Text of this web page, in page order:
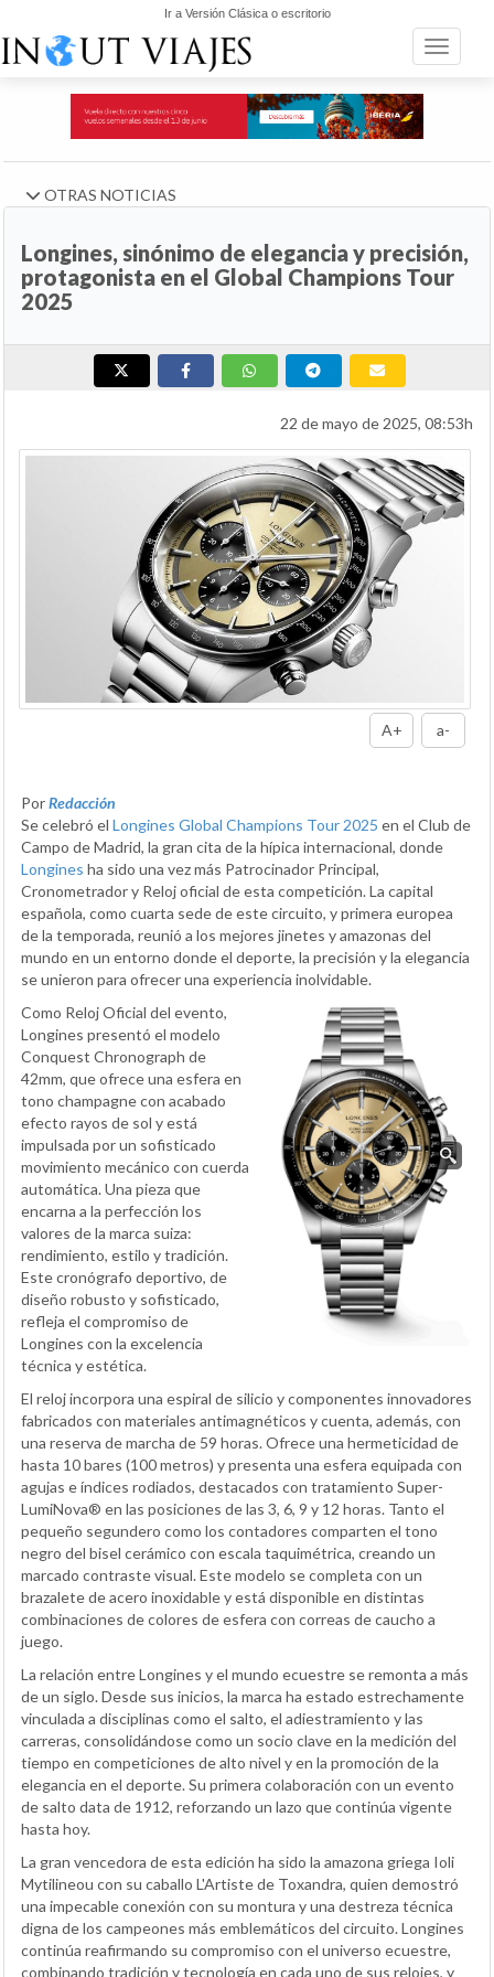
Ir a Versión Clásica o escritorio
Toggle
OTRAS NOTICIAS
Longines, sinónimo de elegancia y precisión,
protagonista en el Global Champions Tour
2025
22 de mayo de 2025, 08:53h
A+ a-
PorRedacción
Se celebró el Longines Global Champions Tour 2025 en el Club de
Campo de Madrid, la gran cita de la hípica internacional, donde
Longines ha sido una vez más Patrocinador Principal,
Cronometrador y Reloj oficial de esta competición. La capital
española, como cuarta sede de este circuito, y primera europea
de la temporada, reunió a los mejores jinetes y amazonas del
mundo en un entorno donde el deporte, la precisión y la elegancia
se unieron para ofrecer una experiencia inolvidable.
Como Reloj Oficial del evento,
Longines presentó el modelo
Conquest Chronograph de
42mm, que ofrece una esfera en
tono champagne con acabado
efecto rayos de sol y está
impulsada por un sofisticado
movimiento mecánico con cuerda
automática. Una pieza que
encarna a la perfección los
valores de la marca suiza:
rendimiento, estilo y tradición.
Este cronógrafo deportivo, de
diseño robusto y sofisticado,
refleja el compromiso de
Longines con la excelencia
técnica y estética.
El reloj incorpora una espiral de silicio y componentes innovadores
fabricados con materiales antimagnéticos y cuenta, además, con
una reserva de marcha de 59 horas. Ofrece una hermeticidad de
hasta 10 bares (100 metros) y presenta una esfera equipada con
agujas e índices rodiados, destacados con tratamiento Super-
LumiNova® en las posiciones de las 3, 6, 9 y 12 horas. Tanto el
pequeño segundero como los contadores comparten el tono
negro del bisel cerámico con escala taquimétrica, creando un
marcado contraste visual. Este modelo se completa con un
brazalete de acero inoxidable y está disponible en distintas
combinaciones de colores de esfera con correas de caucho a
juego.
La relación entre Longines y el mundo ecuestre se remonta a más
de un siglo. Desde sus inicios, la marca ha estado estrechamente
vinculada a disciplinas como el salto, el adiestramiento y las
carreras, consolidándose como un socio clave en la medición del
tiempo en competiciones de alto nivel y en la promoción de la
elegancia en el deporte. Su primera colaboración con un evento
de salto data de 1912, reforzando un lazo que continúa vigente
hasta hoy.
La gran vencedora de esta edición ha sido la amazona griega Ioli
Mytilineou con su caballo L'Artiste de Toxandra, quien demostró
una impecable conexión con su montura y una destreza técnica
digna de los campeones más emblemáticos del circuito. Longines
continúa reafirmando su compromiso con el universo ecuestre,
combinando tradición y tecnología en cada uno de sus relojes, y